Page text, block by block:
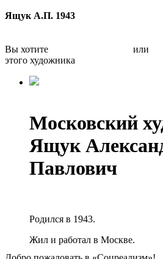
Ящук А.П. 1943
Вы хотите или
этого художника
Московский
Ящук
Павлович
Родился в 1943.
Жил и работал в Москве.